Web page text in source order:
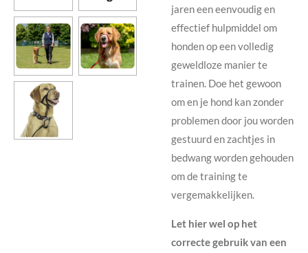
jaren een eenvoudig en
effectief hulpmiddel om
honden op een volledig
geweldloze manier te
trainen. Doe het gewoon
om en je hond kan zonder
problemen door jou worden
gestuurd en zachtjes in
bedwang worden gehouden
om de training te
vergemakkelijken.
Let hier wel op het
correcte gebruik van een